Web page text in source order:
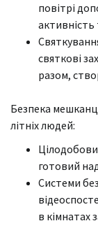
повітрі
святкові
разом,
Безпека
літніх людей:
готовий
Системи
в кімнатах